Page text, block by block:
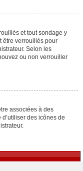
et tout sondage y
être verrouillés pour
Selon les
ou non verrouiller
associées à des
des icônes de